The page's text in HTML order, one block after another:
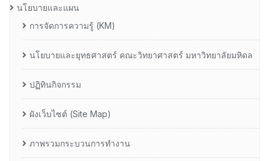
นโยบายและแผน
การจัดการความรู้ (KM)
นโยบายและยุทธศาสตร์ คณะวิทยาศาสตร์ มหาวิทยาลัยมหิดล
ปฏิทินกิจกรรม
ผังเว็บไซต์ (Site Map)
ภาพรวมกระบวนการทำงาน